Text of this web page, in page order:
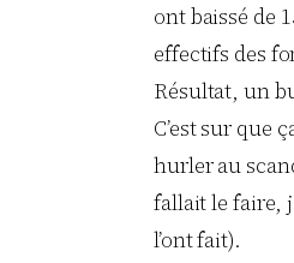
ont baissé de
effectifs des
Résultat, un
C’est sur que
hurler au
fallait le faire,
l’ont fait).